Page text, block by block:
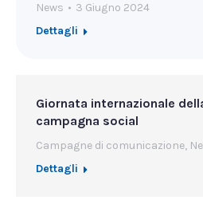
News
3 Giugno 2024
Dettagli
Giornata internazionale
campagna social
Campagne di comunicazione,
Dettagli